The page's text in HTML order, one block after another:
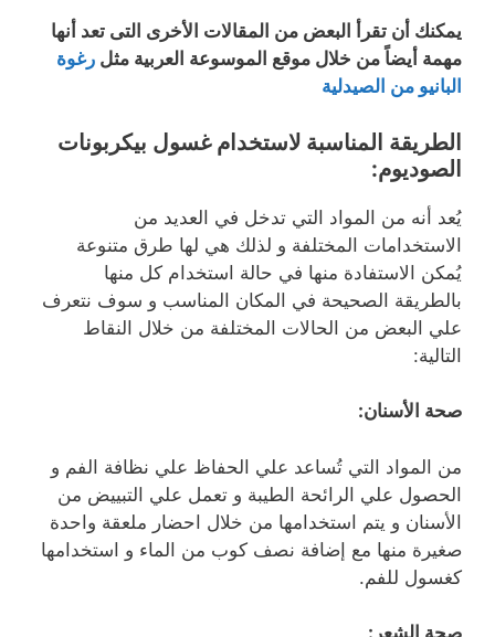
يمكنك أن تقرأ البعض من المقالات الأخرى التى تعد أنها
مهمة أيضاً من خلال موقع الموسوعة العربية مثل رغوة
البانيو من الصيدلية
الطريقة المناسبة لاستخدام غسول بيكربونات
الصوديوم:
يُعد أنه من المواد التي تدخل في العديد من
الاستخدامات المختلفة و لذلك هي لها طرق متنوعة
يُمكن الاستفادة منها في حالة استخدام كل منها
بالطريقة الصحيحة في المكان المناسب و سوف نتعرف
علي البعض من الحالات المختلفة من خلال النقاط
التالية:
صحة الأسنان:
من المواد التي تُساعد علي الحفاظ علي نظافة الفم و
الحصول علي الرائحة الطيبة و تعمل علي التبييض من
الأسنان و يتم استخدامها من خلال احضار ملعقة واحدة
صغيرة منها مع إضافة نصف كوب من الماء و استخدامها
كغسول للفم.
صحة الشعر: